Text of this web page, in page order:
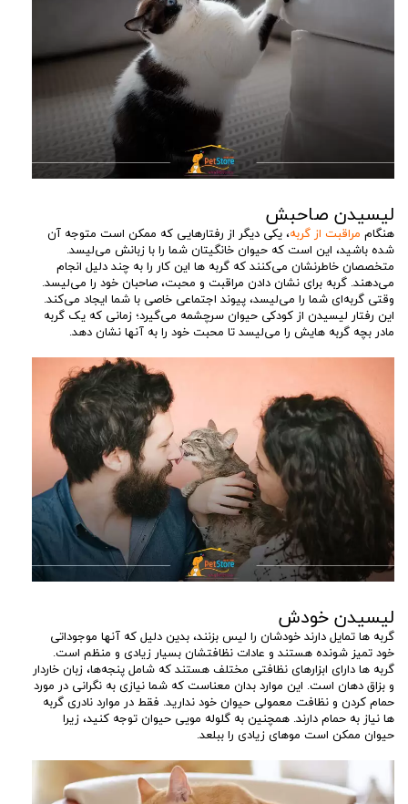
لیسیدن صاحبش
هنگام مراقبت از گربه، یکی دیگر از رفتارهایی که ممکن است متوجه آن
شده باشید، این است که حیوان خانگیتان شما را با زبانش می‌لیسد.
متخصصان خاطرنشان می‌کنند که گربه ها این کار را به چند دلیل انجام
می‌دهند. گربه برای نشان دادن مراقبت و محبت، صاحبان خود را می‌لیسد.
وقتی گربه‌ای شما را می‌لیسد، پیوند اجتماعی خاصی با شما ایجاد می‌کند.
این رفتار لیسیدن از کودکی حیوان سرچشمه می‌گیرد؛ زمانی که یک گربه
مادر بچه گربه هایش را می‌لیسد تا محبت خود را به آنها نشان دهد.
لیسیدن خودش
گربه ها تمایل دارند خودشان را لیس بزنند، بدین دلیل که آنها موجوداتی
خود تمیز شونده هستند و عادات نظافتشان بسیار زیادی و منظم است.
گربه ها دارای ابزارهای نظافتی مختلف هستند که شامل پنجه‌ها، زبان خاردار
و بزاق دهان است. این موارد بدان معناست که شما نیازی به نگرانی در مورد
حمام کردن و نظافت معمولی حیوان خود ندارید. فقط در موارد نادری گربه
ها نیاز به حمام دارند. همچنین به گلوله مویی حیوان توجه کنید، زیرا
حیوان ممکن است موهای زیادی را ببلعد.